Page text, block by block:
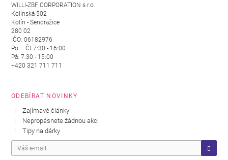
WILLI-ZBF CORPORATION s.r.o.
Kolínská 502
Kolín - Sendražice
280 02
IČO: 06182976
Po – Čt 7:30 - 16:00
Pá: 7:30 - 15:00
+420 321 711 711
ODEBÍRAT NOVINKY
Zajímavé články
Nepropásnete žádnou akci
Tipy na dárky